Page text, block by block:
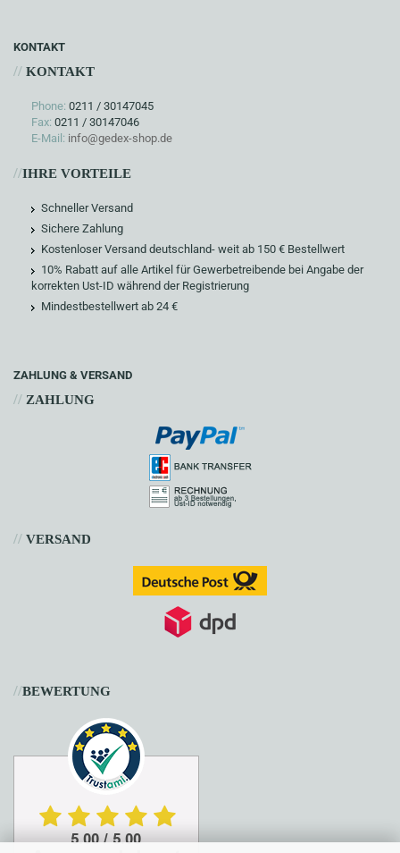
KONTAKT
// KONTAKT
Phone: 0211 / 30147045
Fax: 0211 / 30147046
E-Mail: info@gedex-shop.de
//IHRE VORTEILE
Schneller Versand
Sichere Zahlung
Kostenloser Versand deutschland- weit ab 150 € Bestellwert
10% Rabatt auf alle Artikel für Gewerbetreibende bei Angabe der
korrekten Ust-ID während der Registrierung
Mindestbestellwert ab 24 €
ZAHLUNG & VERSAND
// ZAHLUNG
// VERSAND
//BEWERTUNG